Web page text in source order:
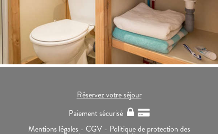
Réservez votre séjour
Paiement sécurisé
Mentions légales - CGV - Politique de protection des